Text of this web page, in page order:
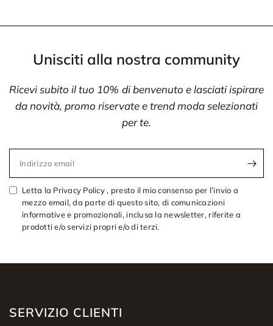
Unisciti alla nostra community
Ricevi subito il tuo 10% di benvenuto e lasciati ispirare
da novità, promo riservate e trend moda selezionati
per te.
Indirizzo email
Letta la Privacy Policy , presto il mio consenso per l’invio a
mezzo email, da parte di questo sito, di comunicazioni
informative e promozionali, inclusa la newsletter, riferite a
prodotti e/o servizi propri e/o di terzi.
SERVIZIO CLIENTI